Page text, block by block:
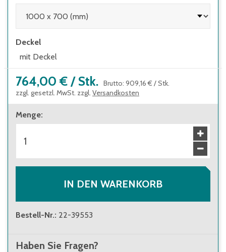
Deckel
mit Deckel
764,00 € / Stk. Brutto: 909,16 € /Stk.
zzgl. gesetzl. MwSt. zzgl. Versandkosten
Menge:
IN DEN WARENKORB
Bestell-Nr.: 22-39553
Haben Sie Fragen?